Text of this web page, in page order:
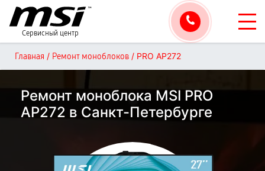
Сервисный центр
Главная / Ремонт моноблоков / PRO AP272
Ремонт моноблока MSI PRO
AP272 в Санкт-Петербурге